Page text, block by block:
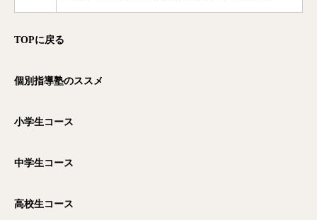
TOPに戻る
個別指導塾のススメ
小学生コース
中学生コース
高校生コース